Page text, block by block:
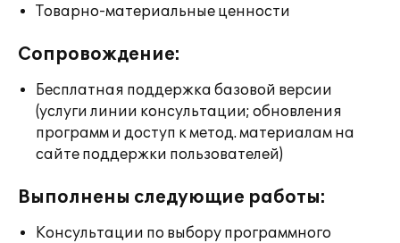
Товарно-материальные ценности
Сопровождение:
Бесплатная поддержка базовой версии
(услуги линии консультации; обновления
программ и доступ к метод. материалам на
сайте поддержки пользователей)
Выполнены следующие работы:
Консультации по выбору программного